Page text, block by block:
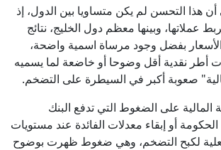
هذا التحسن لم يكن متساويا بين الدول، إذ
عملاتها، وبينها معظم دول الخليج، نتائج
بفضل وجود مرساة اسمية واضحة،
أطر نقدية أقل وضوحا أو خاضعة لما يسميه
صعوبة أكبر في السيطرة على التضخم.
المالية على الضغوط التي تدفع البنك
أو إبقاء معدلات الفائدة عند مستويات
لكبح التضخم، وهي ضغوط ظهرت بوضوح